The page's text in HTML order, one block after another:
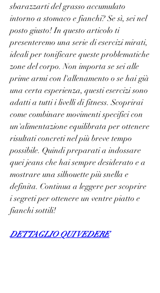
sbarazzarti del grasso accumulato
intorno a stomaco e fianchi? Se sì, sei nel
posto giusto! In questo articolo ti
presenteremo una serie di esercizi mirati,
ideali per tonificare queste problematiche
zone del corpo. Non importa se sei alle
prime armi con l'allenamento o se hai già
una certa esperienza, questi esercizi sono
adatti a tutti i livelli di fitness. Scoprirai
come combinare movimenti specifici con
un'alimentazione equilibrata per ottenere
risultati concreti nel più breve tempo
possibile. Quindi preparati a indossare
quei jeans che hai sempre desiderato e a
mostrare una silhouette più snella e
definita. Continua a leggere per scoprire
i segreti per ottenere un ventre piatto e
fianchi sottili!
DETTAGLIO QUI VEDERE